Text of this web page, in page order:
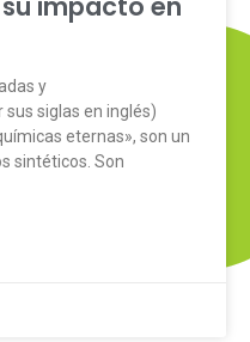
y
sus siglas en inglés)
eternas», son un
sintéticos. Son